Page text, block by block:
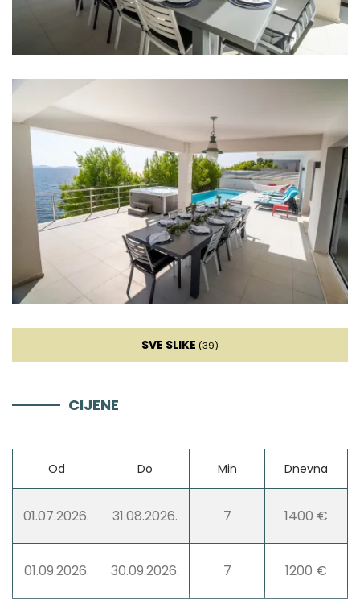
Toster
Perilica suđa
Aparat za kavu
Posuđe
Hranilica
Hladnjak za vino
Mikser
Kauč
Smart TV
Kućno kino
SVE SLIKE (39)
CIJENE
Od Do Min Dnevna
01.07.2026. 31.08.2026. 7 1400 €
01.09.2026. 30.09.2026. 7 1200 €